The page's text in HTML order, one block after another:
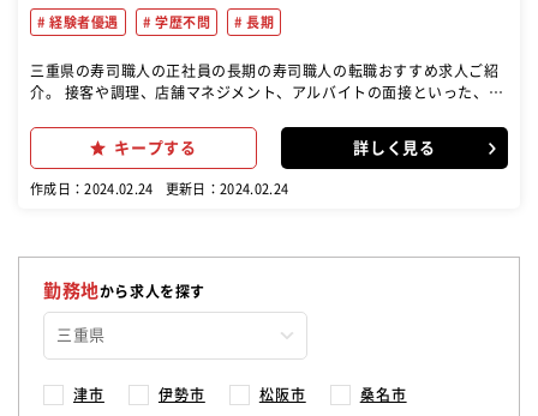
経験者優遇 学歴不問 長期
三重県の寿司職人の正社員の長期の寿司職人の転職おすすめ求人ご紹
介。 接客や調理、店舗マネジメント、アルバイトの面接といった、店
運営業務 お客様への接客やサービス提供が主な仕事の一つです。(笑
顔での接客やお客様の注文を取る)
キープする 詳しく見る
作成日：2024.02.24 更新日：2024.02.24
勤務地から求人を探す
津市 伊勢市 松阪市 桑名市